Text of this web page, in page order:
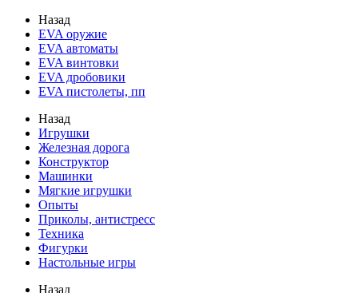
Назад
EVA оружие
EVA автоматы
EVA винтовки
EVA дробовики
EVA пистолеты, пп
Назад
Игрушки
Железная дорога
Конструктор
Машинки
Мягкие игрушки
Опыты
Приколы, антистресс
Техника
Фигурки
Настольные игры
Назад